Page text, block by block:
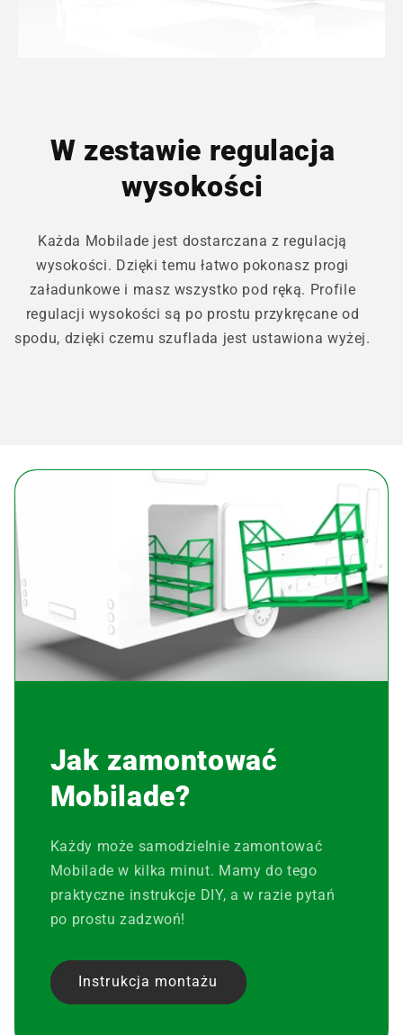
W zestawie regulacja
wysokości
Każda Mobilade jest dostarczana z regulacją
wysokości. Dzięki temu łatwo pokonasz progi
załadunkowe i masz wszystko pod ręką. Profile
regulacji wysokości są po prostu przykręcane od
spodu, dzięki czemu szuflada jest ustawiona wyżej.
Jak zamontować
Mobilade?
Każdy może samodzielnie zamontować
Mobilade w kilka minut. Mamy do tego
praktyczne instrukcje DIY, a w razie pytań
po prostu zadzwoń!
Instrukcja montażu